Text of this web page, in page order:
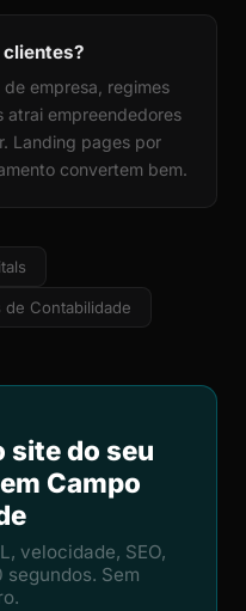
empresa, regimes
atrai empreendedores
Landing pages por
convertem bem.
de Contabilidade
site do seu
Campo
velocidade, SEO,
segundos. Sem